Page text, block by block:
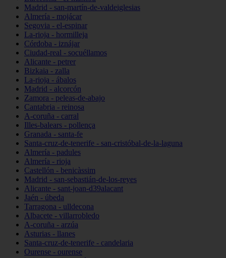
Madrid - san-martín-de-valdeiglesias
Almería - mojácar
Segovia - el-espinar
La-rioja - hormilleja
Córdoba - iznájar
Ciudad-real - socuéllamos
Alicante - petrer
Bizkaia - zalla
La-rioja - ábalos
Madrid - alcorcón
Zamora - peleas-de-abajo
Cantabria - reinosa
A-coruña - carral
Illes-balears - pollença
Granada - santa-fe
Santa-cruz-de-tenerife - san-cristóbal-de-la-laguna
Almería - padules
Almería - rioja
Castellón - benicàssim
Madrid - san-sebastián-de-los-reyes
Alicante - sant-joan-d39alacant
Jaén - úbeda
Tarragona - ulldecona
Albacete - villarrobledo
A-coruña - arzúa
Asturias - llanes
Santa-cruz-de-tenerife - candelaria
Ourense - ourense